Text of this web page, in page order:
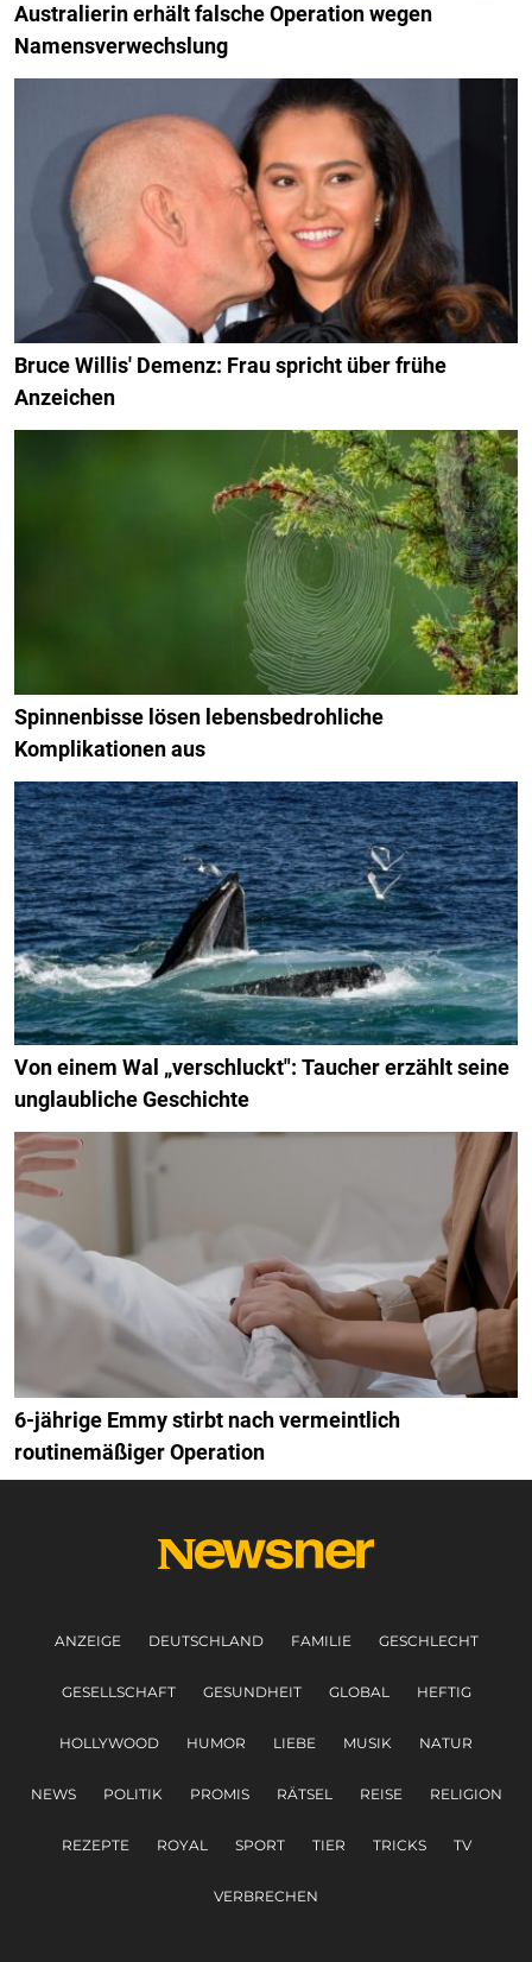
Australierin erhält falsche Operation wegen
Namensverwechslung
Bruce Willis' Demenz: Frau spricht über frühe
Anzeichen
Spinnenbisse lösen lebensbedrohliche
Komplikationen aus
Von einem Wal „verschluckt": Taucher erzählt seine
unglaubliche Geschichte
6-jährige Emmy stirbt nach vermeintlich
routinemäßiger Operation
ANZEIGE DEUTSCHLAND FAMILIE GESCHLECHT
GESELLSCHAFT GESUNDHEIT GLOBAL HEFTIG
HOLLYWOOD HUMOR LIEBE MUSIK NATUR
NEWS POLITIK PROMIS RÄTSEL REISE RELIGION
REZEPTE ROYAL SPORT TIER TRICKS TV
VERBRECHEN